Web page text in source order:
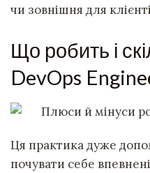
чи зовнішня для
Що робить і
DevOps
Ця практика дуже
почувати себе